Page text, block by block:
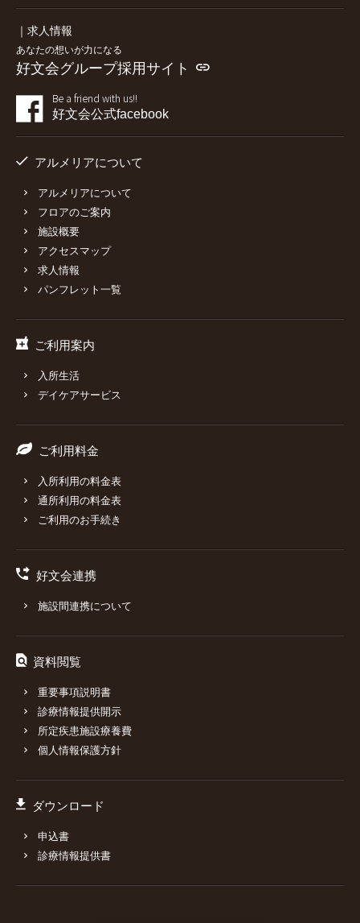
｜求人情報
あなたの想いが力になる
好文会グループ採用サイト
Be a friend with us!!
好文会公式facebook
アルメリアについて
アルメリアについて
フロアのご案内
施設概要
アクセスマップ
求人情報
パンフレット一覧
ご利用案内
入所生活
デイケアサービス
ご利用料金
入所利用の料金表
通所利用の料金表
ご利用のお手続き
好文会連携
施設間連携について
資料閲覧
重要事項説明書
診療情報提供開示
所定疾患施設療養費
個人情報保護方針
ダウンロード
申込書
診療情報提供書